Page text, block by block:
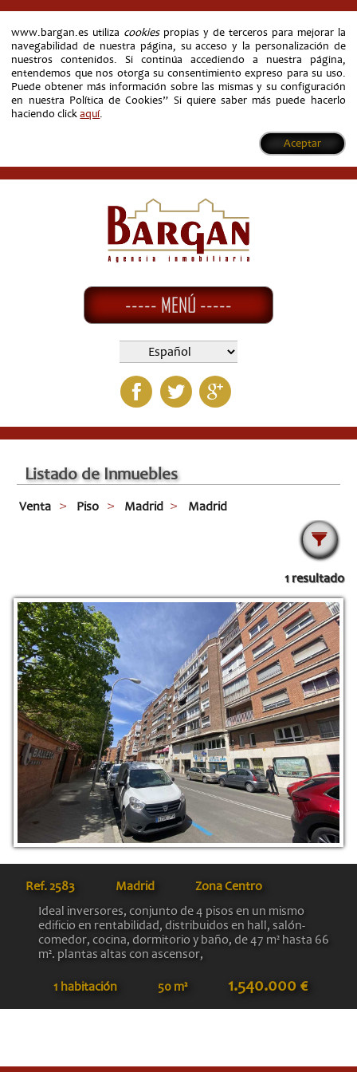
www.bargan.es utiliza cookiespropias y de terceros para mejorar la
navegabilidad de nuestra página, su acceso y la personalización de
nuestros contenidos. Si continúa accediendo a nuestra página,
entendemos que nos otorga su consentimiento expreso para su uso.
Puede obtener más información sobre las mismas y su configuración
en nuestra Política de Cookies” Si quiere saber más puede hacerlo
haciendo clickaquí.
Aceptar
Listado de Inmuebles
Venta Piso Madrid Madrid
1 resultado
Ref.2583 Madrid
Zona Centro
Ideal inversores, conjunto de 4 pisos en un mismo
edificio en rentabilidad, distribuidos en hall, salón-
comedor, cocina, dormitorio y baño, de 47 m² hasta 66
m². plantas altas con ascensor,
1 habitación 50 m² 1.540.000 €